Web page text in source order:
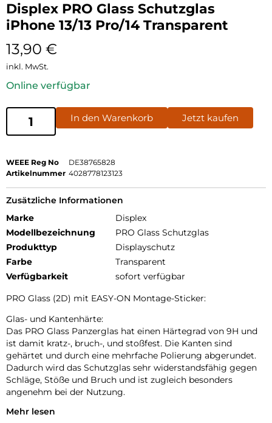
Displex PRO Glass Schutzglas
iPhone 13/13 Pro/14 Transparent
13,90 €
inkl. MwSt.
Online verfügbar
In den Warenkorb Jetzt kaufen
WEEE Reg No
DE38765828
Artikelnummer 4028778123123
Zusätzliche Informationen
Marke
Displex
Modellbezeichnung
PRO Glass Schutzglas
Produkttyp
Displayschutz
Farbe
Transparent
Verfügbarkeit
sofort verfügbar
PRO Glass (2D) mit EASY-ON Montage-Sticker:
Glas- und Kantenhärte:
Das PRO Glass Panzerglas hat einen Härtegrad von 9H und
ist damit kratz-, bruch-, und stoßfest. Die Kanten sind
gehärtet und durch eine mehrfache Polierung abgerundet.
Dadurch wird das Schutzglas sehr widerstandsfähig gegen
Schläge, Stöße und Bruch und ist zugleich besonders
angenehm bei der Nutzung.
Hüllenfreundlich:
Mehr lesen